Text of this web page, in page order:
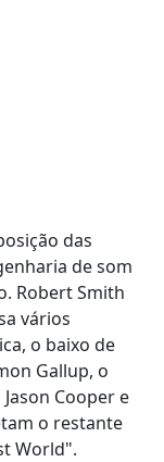
das
de som
Robert Smith
vários
o baixo de
Gallup, o
Cooper e
o restante
World".